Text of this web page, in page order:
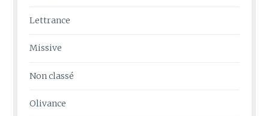
Lettrance
Missive
Non classé
Olivance